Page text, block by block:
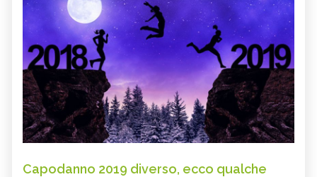
Capodanno 2019 diverso, ecco qualche